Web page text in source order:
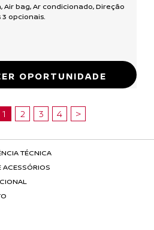
Air bag, Ar condicionado, Direção
opcionais.
OPORTUNIDADE
1 2 3 4 >
TÉCNICA
ACESSÓRIOS